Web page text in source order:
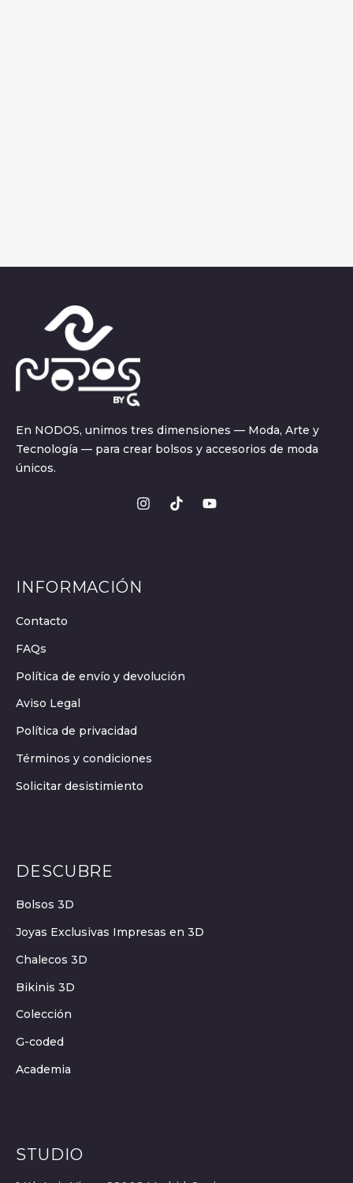
En NODOS, unimos tres dimensiones — Moda, Arte y
Tecnología — para crear bolsos y accesorios de moda
únicos.
INFORMACIÓN
Contacto
FAQs
Política de envío y devolución
Aviso Legal
Política de privacidad
Términos y condiciones
Solicitar desistimiento
DESCUBRE
Bolsos 3D
Joyas Exclusivas Impresas en 3D
Chalecos 3D
Bikinis 3D
Colección
G-coded
Academia
STUDIO